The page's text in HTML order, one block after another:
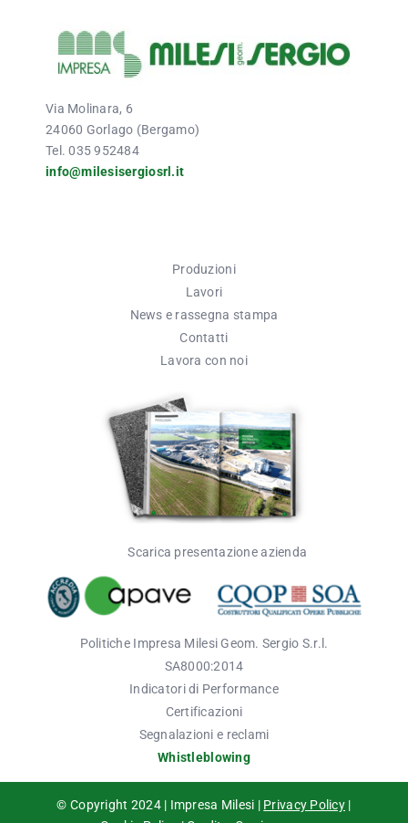
Via Molinara, 6
24060 Gorlago (Bergamo)
Tel. 035 952484
info@milesisergiosrl.it
Produzioni
Lavori
News e rassegna stampa
Contatti
Lavora con noi
Scarica presentazione azienda
Politiche Impresa Milesi Geom. Sergio S.r.l.
SA8000:2014
Indicatori di Performance
Certificazioni
Segnalazioni e reclami
Whistleblowing
© Copyright 2024 | Impresa Milesi | Privacy Policy|